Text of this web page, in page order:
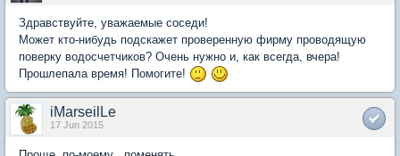
Здравствуйте, уважаемые соседи!
Может кто-нибудь подскажет проверенную фирму проводящую
поверку водосчетчиков? Очень нужно и, как всегда, вчера!
Прошлепала время! Помогите!
iMarseilLe
17 Jun 2015